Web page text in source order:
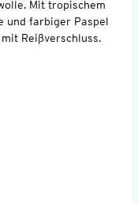
Mit tropischem
und farbiger Paspel
Reißverschluss.